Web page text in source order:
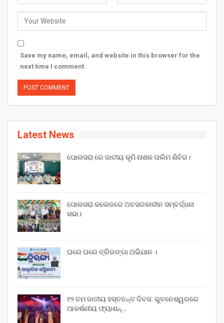
Save my name, email, and website in this browser for the
next time I comment.
Latest News
ପୋଲସରା ରେ ଜାତୀୟ କୃମି ନାଶକ ତାଲିମ ଶିବିର।
ପୋଲସରା କଲେଜରେ ଅବସରକାଳୀନ ସମ୍ବର୍ଦ୍ଧନା
ସଭା।
ଘରେ ଘରେ ତ୍ରିରଙ୍ଗା ଅଭିଯାନ ।
୧୨ ତମ ଜାତୀୟ ହସ୍ତତନ୍ତ ଦିବସ: ଭୁବନେଶ୍ୱରରେ
ଆକର୍ଷଣୀୟ ଫ୍ୟାଶନ୍…